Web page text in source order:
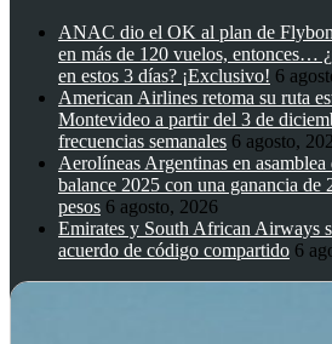
ANAC dio el OK al plan de
en más de 120 vuelos, entonces…
en estos 3 días? ¡Exclusivo! 6
American Airlines retoma su ruta
Montevideo a partir del 3 de
frecuencias semanales 6 agosto,
Aerolíneas Argentinas en
balance 2025 con una ganancia de
pesos 6 agosto, 2026
Emirates y South African Airways
acuerdo de código compartido 6